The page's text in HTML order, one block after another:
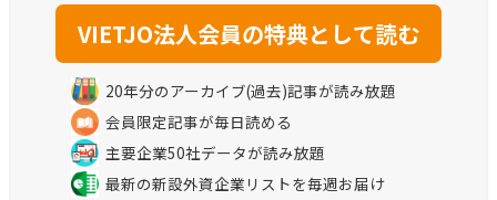
20年分のアーカイブ(過去)記事が読み放題
会員限定記事が毎日読める
主要企業50社データが読み放題
最新の新設外資企業リストを毎週お届け